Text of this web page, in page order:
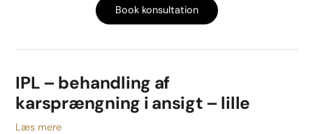
Book konsultation
IPL – behandling af
karsprængning i ansigt – lille
Læs mere